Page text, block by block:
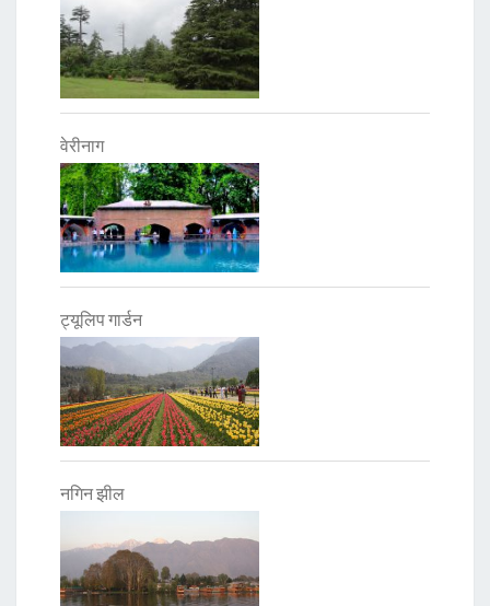
वेरीनाग
ट्यूलिप गार्डन
नगिन झील